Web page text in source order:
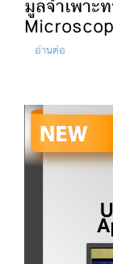
มูลจำเพาะ
อ่านต่อ